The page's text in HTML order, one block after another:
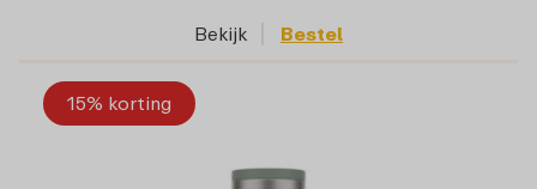
Bekijk Bestel
15% korting